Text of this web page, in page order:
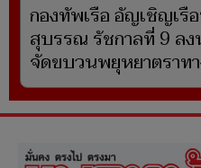
กองทัพเรือ อัญเชิญเรื
สุบรรณ รัชกาลที่ 9 ลง
จัดขบวนพยุหยาตราท